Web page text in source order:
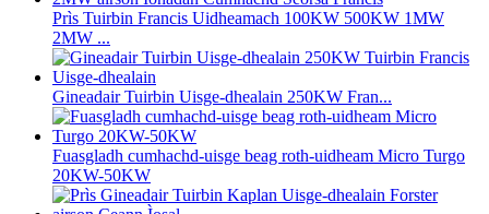
Prìs Tuirbin Francis Uidheamach 100KW 500KW 1MW
2MW ...
Gineadair Tuirbin Uisge-dhealain 250KW Fran...
Fuasgladh cumhachd-uisge beag roth-uidheam Micro Turgo
20KW-50KW